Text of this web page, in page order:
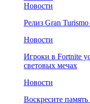
Новости
Релиз Gran
Новости
Игроки в Fortnite
световых мечах
Новости
Воскресите